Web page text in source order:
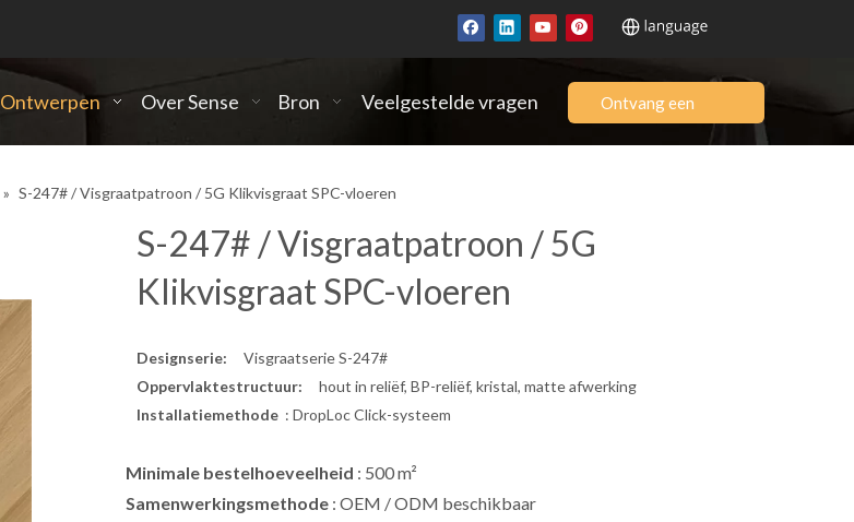
Ontwerpen Over Sense Bron Veelgestelde vragen Ontvang een
offerte
» S-247# / Visgraatpatroon / 5G Klikvisgraat SPC-vloeren
S-247# / Visgraatpatroon / 5G
Klikvisgraat SPC-vloeren
Designserie:
Visgraatserie S-247#
Oppervlaktestructuur:
hout in reliëf, BP-reliëf, kristal, matte afwerking
Installatiemethode : DropLoc Click-systeem
Minimale bestelhoeveelheid : 500 m²
Samenwerkingsmethode : OEM / ODM beschikbaar